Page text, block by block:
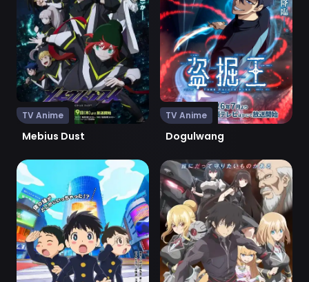
TV Anime
Mebius Dust
TV Anime
Dogulwang
Ver Thunder 3 Ver Otome Game Sekai wa